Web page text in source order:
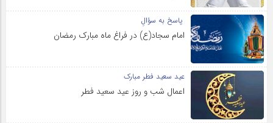
پاسخ به سؤالِ
امام سجاد(ع) در فراغ ماه مبارک رمضان
عید سعید فطر مبارک
اعمال شب و روز عید سعید فطر